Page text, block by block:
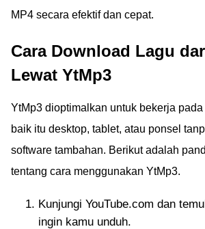
MP4 secara efektif dan cepat.
Cara Download Lagu
Lewat YtMp3
YtMp3 dioptimalkan untuk bekerja
baik itu desktop, tablet, atau ponsel
software tambahan. Berikut adalah
tentang cara menggunakan YtMp3.
Kunjungi YouTube.com dan
ingin kamu unduh.